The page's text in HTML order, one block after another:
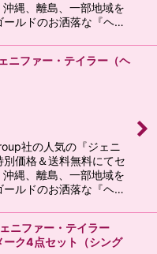
縄、離島、一部地域を
ールドのお洒落な『ヘ…
ニファー・テイラー（ヘ
社の人気の『ジェニ
価格＆送料無料にてセ
縄、離島、一部地域を
ールドのお洒落な『ヘ…
ニファー・テイラー
ーク4点セット（シング